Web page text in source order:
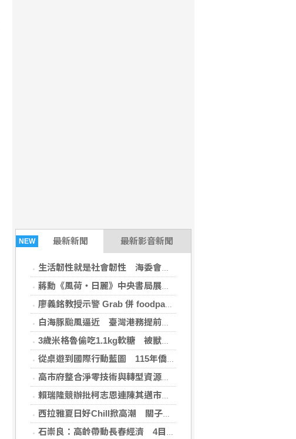
NEW 最新新聞 最新影音新聞
生活韌性就是社會韌性 海委會親子日結合防空演習
蔣勳《風荷・日麗》中央書局展出 詩畫交織一場東方生命美學
廖義銘教授示警 Grab 併 foodpanda 恐衝擊市場競爭 外送聯盟：專法上路16天就爆爭議
白海豚颱風逼近 臺灣港務提前部署加強防颱整備
3歲米格魯偷吃1.1kg軟糖 被獸醫催吐後表情好有戲
從桌遊到國際行動藍圖 115年僑務探索營培育青年全球競爭力
高市府整合淨零技術與轉型資源 攜手企業加速低碳轉型提升國際競爭力
賴瑞隆競辦批柯志恩連陳其邁市府目前的施政方向都搞不清楚，只會為反而反
西拉雅夏日好Chill掀高潮 關子嶺踩街、美食與泥漿溫泉魅力齊發
石崇良：高齡帶動長春經濟 4目標盼長者吃百二